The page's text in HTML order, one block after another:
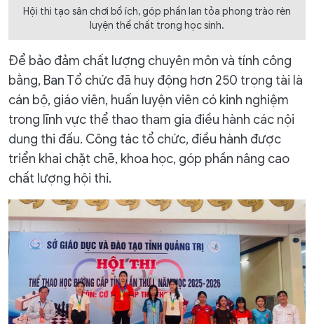
Hội thi tạo sân chơi bổ ích, góp phần lan tỏa phong trào rèn
luyện thể chất trong học sinh.
Để bảo đảm chất lượng chuyên môn và tính công
bằng, Ban Tổ chức đã huy động hơn 250 trọng tài là
cán bộ, giáo viên, huấn luyện viên có kinh nghiệm
trong lĩnh vực thể thao tham gia điều hành các nội
dung thi đấu. Công tác tổ chức, điều hành được
triển khai chặt chẽ, khoa học, góp phần nâng cao
chất lượng hội thi.